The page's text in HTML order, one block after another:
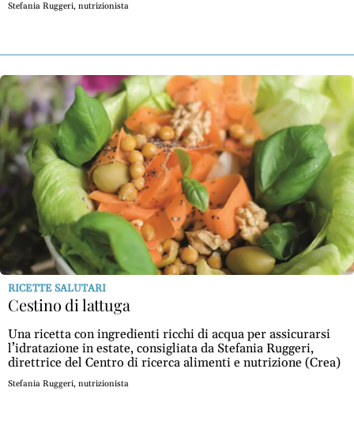
Stefania Ruggeri, nutrizionista
RICETTE SALUTARI
Cestino di lattuga
Una ricetta con ingredienti ricchi di acqua per assicurarsi
l’idratazione in estate, consigliata da Stefania Ruggeri,
direttrice del Centro di ricerca alimenti e nutrizione (Crea)
Stefania Ruggeri, nutrizionista